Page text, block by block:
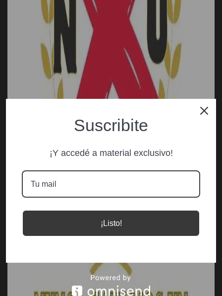
Suscribite
¡Y accedé a material exclusivo!
¡Listo!